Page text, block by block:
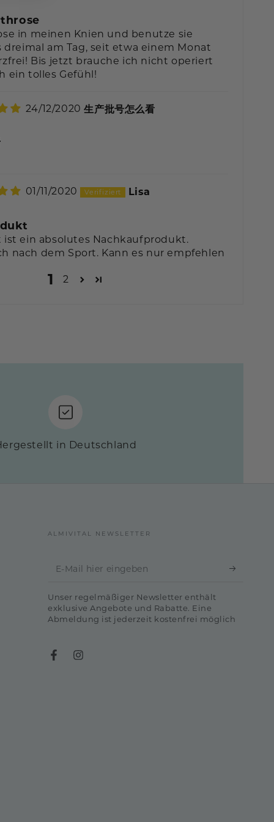
in meinen Knien und benutze sie
am Tag, seit etwa einem Monat
Bis jetzt brauche ich nicht operiert
ein tolles Gefühl!
24/12/2020 生产批号怎么看
01/11/2020 Lisa
ist ein absolutes Nachkaufprodukt.
nach dem Sport. Kann es nur empfehlen
1 2
in Deutschland
ALMIVITAL NEWSLETTER
E-
hier
eingeben
Unser regelmäßiger Newsletter enthält
exklusive Angebote und Rabatte. Eine
Abmeldung ist jederzeit kostenfrei möglich
FacebookInstagram